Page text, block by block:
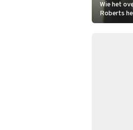
Wie het
Roberts
Woman